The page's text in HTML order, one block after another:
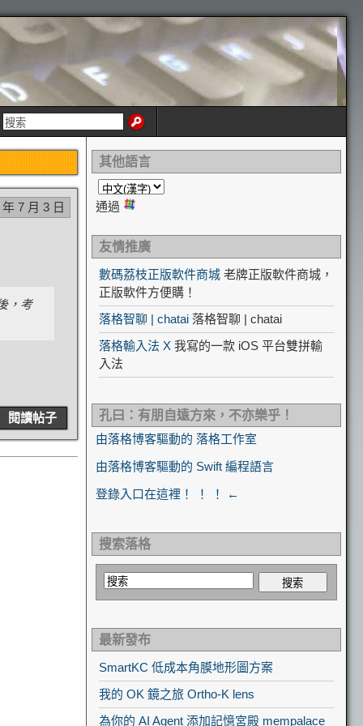
7 月 3 日
，考
閱讀帖子
其他語言
通過
友情推廣
數碼荔枝正版軟件商城 老牌正版軟件商城，
正版軟件方便購！
落格智聊 | chatai 落格智聊 | chatai
落格輸入法 X 我寫的一款 iOS 平台雙拼輸
入法
孔曰：有朋自遠方來，不亦樂乎！
由落格博客驅動的 落格工作室
由落格博客驅動的 Swift 編程語言
登錄入口在這裡！ ！ ！ ←
搜索落格
最新發布
SmartKC 低成本角膜地形圖方案
我的 OK 鏡之旅 Ortho-K lens
為你的 AI Agent 添加記憶宮殿 mempalace